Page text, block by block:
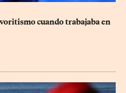
cuando trabajaba en